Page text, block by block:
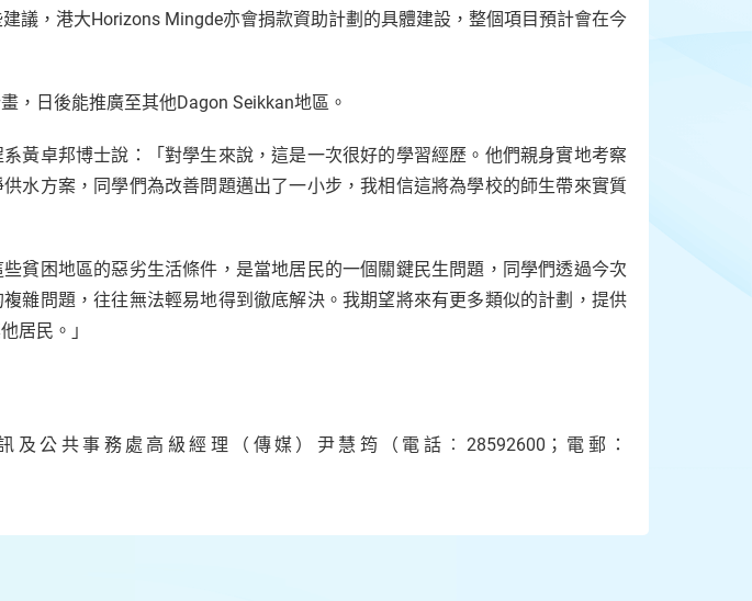
議，港大Horizons Mingde亦會捐款資助計劃的具體建設，整個項目預計會在今
，日後能推廣至其他Dagon Seikkan地區。
黃卓邦博士說：「對學生來說，這是一次很好的學習經歷。他們親身實地考察
水方案，同學們為改善問題邁出了一小步，我相信這將為學校的師生帶來實質
貧困地區的惡劣生活條件，是當地居民的一個關鍵民生問題，同學們透過今次
雜問題，往往無法輕易地得到徹底解決。我期望將來有更多類似的計劃，提供
居民。」
公共事務處高級經理（傳媒）尹慧筠（電話︰28592600；電郵：